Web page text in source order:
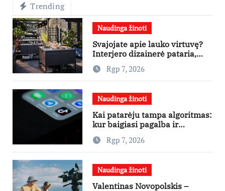
Trending
Naudinga žinoti
Svajojate apie lauko virtuvę?
Interjero dizainerė pataria,
nuo ko pradėti
Rgp 7, 2026
Naudinga žinoti
Kai patarėju tampa algoritmas:
kur baigiasi pagalba ir
prasideda reklama?
Rgp 7, 2026
Naudinga žinoti
Valentinas Novopolskis –